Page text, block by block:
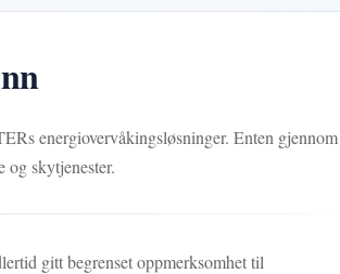
energiovervåkingsløsninger. Enten gjennom
og skytjenester.
gitt begrenset oppmerksomhet til